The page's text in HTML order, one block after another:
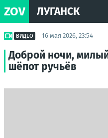
ZOV ЛУГАНСК
ВИДЕО 16 мая 2026, 23:54
Доброй ночи,
шёпот ручьёв